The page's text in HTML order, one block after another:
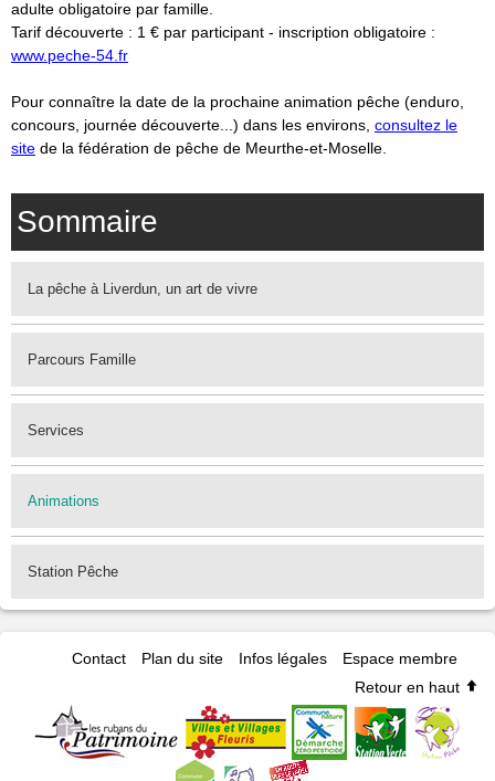
adulte obligatoire par famille.
Tarif découverte : 1 € par participant - inscription obligatoire :
www.peche-54.fr
Pour connaître la date de la prochaine animation pêche (enduro,
concours, journée découverte...) dans les environs, consultez le
site de la fédération de pêche de Meurthe-et-Moselle.
Sommaire
La pêche à Liverdun, un art de vivre
Parcours Famille
Services
Animations
Station Pêche
Contact Plan du site Infos légales
Espace membre
Retour en haut